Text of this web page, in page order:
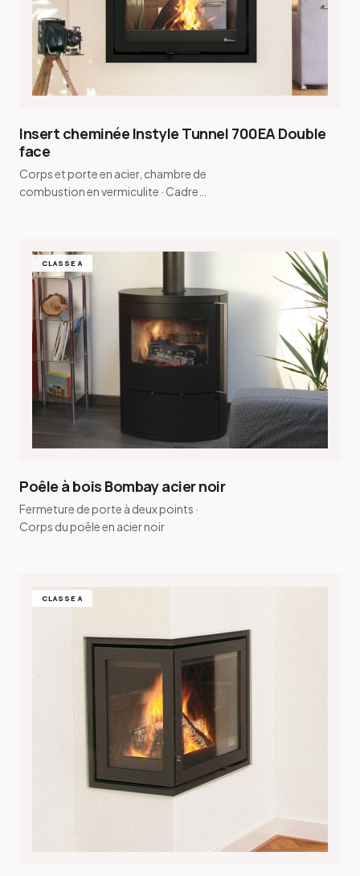
Insert cheminée Instyle Tunnel 700EA Double
face
Corps et porte en acier, chambre de
combustion en vermiculite · Cadre
CLASSE A
Poêle à bois Bombay acier noir
Fermeture de porte à deux points ·
Corps du poêle en acier noir
CLASSE A